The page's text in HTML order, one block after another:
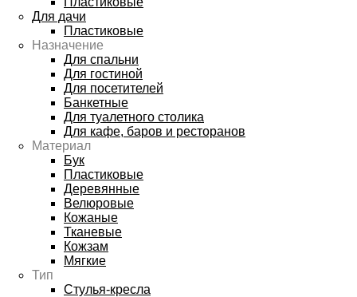
Для дачи
Пластиковые
Назначение
Для спальни
Для гостиной
Для посетителей
Банкетные
Для туалетного столика
Для кафе, баров и ресторанов
Материал
Бук
Пластиковые
Деревянные
Велюровые
Кожаные
Тканевые
Кожзам
Мягкие
Тип
Стулья-кресла